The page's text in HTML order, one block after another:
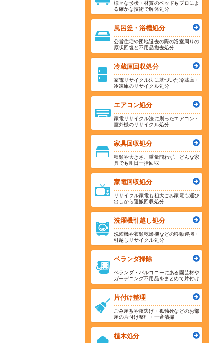
様々な形状・材質のベッドもプロによ
る確かな技術で解体処分
風呂釜・浴槽処分
公営住宅や団地退去の際の浴室周りの
原状回復と不用品撤去処分
冷蔵庫回収処分
家電リサイクル法に基づいた冷蔵庫・
冷凍庫のリサイクル処分
エアコン処分
家電リサイクル法に則ったエアコン・
室外機のリサイクル処分
家具回収処分
種類や大きさ、重量問わず、どんな家
具でも即日一括回収
家電回収処分
リサイクル家電も粗大ごみ家電も運び
出しから運搬回収処分
洗濯機引越し処分
洗濯機や衣類乾燥機などの移動運搬・
引越しリサイクル処分
ベランダ掃除
ベランダ・バルコニーにある園芸材や
ガーデニング不用品をまとめて片付け
片付け整理
ごみ屋敷や夜逃げ・孤独死などのお部
屋の片付け整理・一斉清掃
植木処分